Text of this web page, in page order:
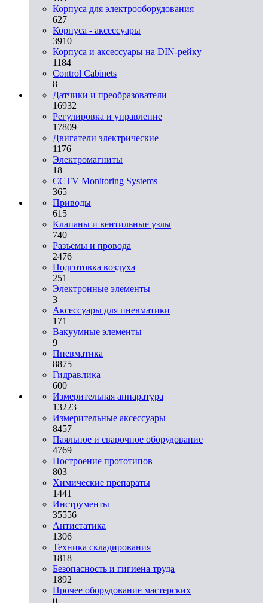
Корпуса для электрооборудования
627
Корпуса - аксессуары
3910
Корпуса и аксессуары на DIN-рейку
1184
Control Cabinets
8
Датчики и преобразователи
16932
Регулировка и управление
17809
Двигатели электрические
1176
Электромагниты
18
CCTV Monitoring Systems
365
Приводы
615
Клапаны и вентильные узлы
740
Разъемы и провода
2476
Подготовка воздуха
251
Электронные элементы
3
Аксессуары для пневматики
171
Вакуумные элементы
9
Пневматика
8875
Гидравлика
600
Измерительная аппаратура
13223
Измерительные аксессуары
8457
Паяльное и сварочное оборудование
4769
Построение прототипов
803
Химические препараты
1441
Инструменты
35556
Aнтистатика
1306
Техника складирования
1818
Безопасность и гигиена труда
1892
Прочее оборудование мастерских
0